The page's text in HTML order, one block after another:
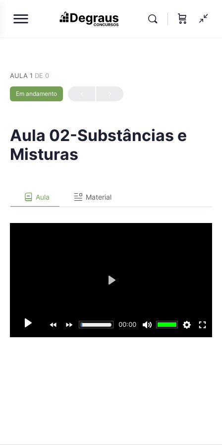
AULA 1 DE 0
Em andamento
Aula 02-Substâncias e
Misturas
Aula Material